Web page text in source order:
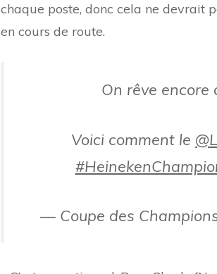
chaque poste, donc cela ne devrait
en cours de route.
On rêve
Voici comment le
— Coupe des